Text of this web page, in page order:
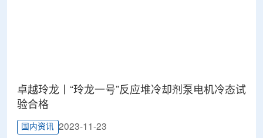
卓越玲龙丨“玲龙一号”反应堆冷却剂泵电机冷态试
验合格
国内资讯 2023-11-23